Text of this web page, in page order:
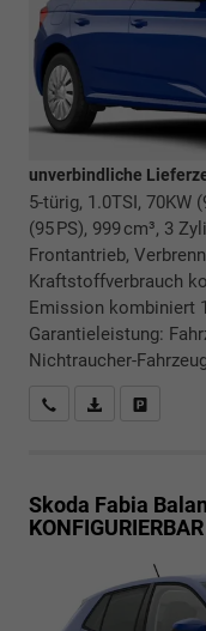
unverbindliche
5-türig, 1.0TSI, 70KW
(95 PS), 999 cm³, 3
Frontantrieb,
Kraftstoffverbrauch
Emission kombiniert
Garantieleistung:
Nichtraucher-
Rückrufbitte absenden
PDF-Datei,
Skoda Fabia
KONFIGURIERBAR